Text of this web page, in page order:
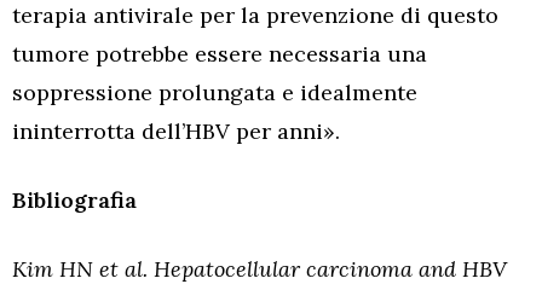
terapia antivirale per la prevenzione di questo
tumore potrebbe essere necessaria una
soppressione prolungata e idealmente
ininterrotta dell’HBV per anni».
Bibliografia
Kim HN et al. Hepatocellular carcinoma and HBV